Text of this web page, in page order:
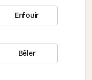
Enfouir
Bêler